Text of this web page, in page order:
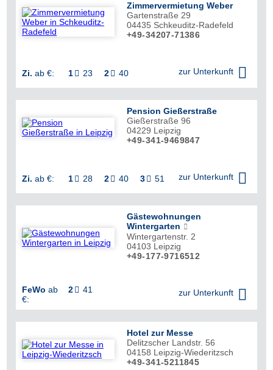
Zimmervermietung Weber
Gartenstraße 29
04435 Schkeuditz-Radefeld
+49-34207-71386
Zi. ab €: 1  23 2  40 zur Unterkunft 
Pension Gießerstraße
Gießerstraße 96
04229 Leipzig
+49-341-9469847
Zi. ab €: 1  28 2  40 3  51 zur Unterkunft 
Gästewohnungen
Wintergarten
Wintergartenstr. 2
04103 Leipzig
+49-177-9716512
FeWo ab
€:
2  41 zur Unterkunft 
Hotel zur Messe
Delitzscher Landstr. 56
04158 Leipzig-Wiederitzsch
+49-341-5211845